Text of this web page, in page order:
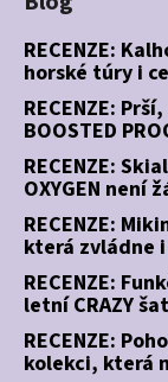
RECENZE:
horské túry i
RECENZE:
BOOSTED
RECENZE:
OXYGEN není
RECENZE:
která zvládne
RECENZE:
letní CRAZY
RECENZE:
kolekci, která